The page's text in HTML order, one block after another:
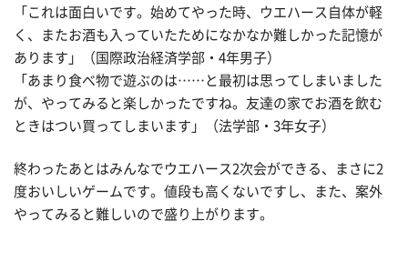
「これは面白いです。始めてやった時、ウエハース自体が軽
く、またお酒も入っていたためになかなか難しかった記憶が
あります」（国際政治経済学部・4年男子）
「あまり食べ物で遊ぶのは……と最初は思ってしまいました
が、やってみると楽しかったですね。友達の家でお酒を飲む
ときはつい買ってしまいます」（法学部・3年女子）
終わったあとはみんなでウエハース2次会ができる、まさに2
度おいしいゲームです。値段も高くないですし、また、案外
やってみると難しいので盛り上がります。